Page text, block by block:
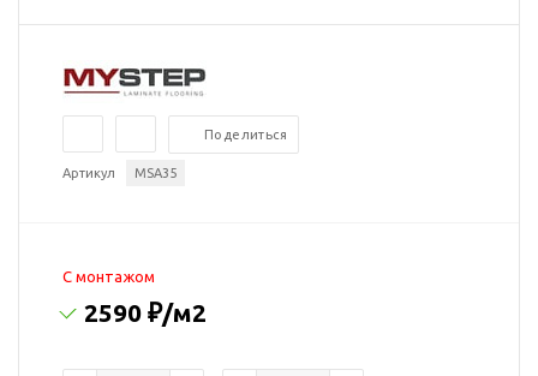
Поделиться
Артикул MSA35
C монтажом
2590 ₽/м2